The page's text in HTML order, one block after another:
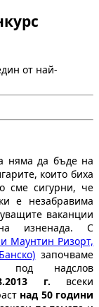
от най-
няма да бъде на
които биха
сме сигурни, че
е незабравима
ваканции
изненада. С
Маунтин Ризорт,
започваме
под надслов
г. всеки
над 50 години